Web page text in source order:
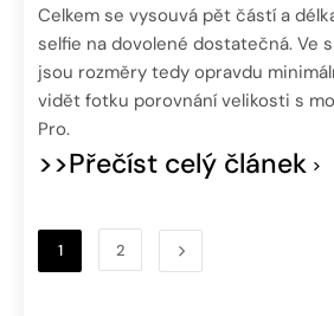
Celkem se vysouvá pět částí a
selfie na dovolené dostatečná. Ve
jsou rozměry tedy opravdu
vidět fotku porovnání velikosti s
Pro.
>>Přečíst celý článek
1 2